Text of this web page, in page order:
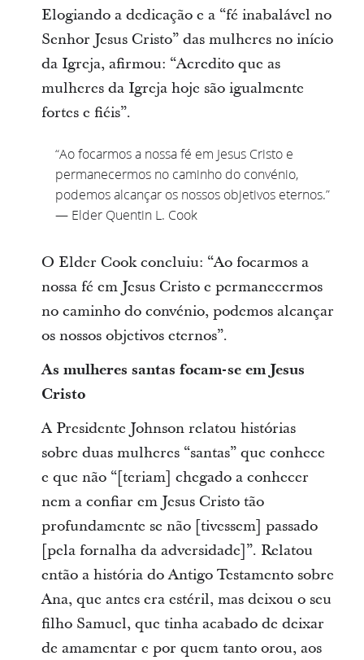
Elogiando a dedicação e a “fé inabalável no
Senhor Jesus Cristo” das mulheres no início
da Igreja, afirmou: “Acredito que as
mulheres da Igreja hoje são igualmente
fortes e fiéis”.
“Ao focarmos a nossa fé em Jesus Cristo e
permanecermos no caminho do convénio,
podemos alcançar os nossos objetivos eternos.”
— Elder Quentin L. Cook
O Elder Cook concluiu: “Ao focarmos a
nossa fé em Jesus Cristo e permanecermos
no caminho do convénio, podemos alcançar
os nossos objetivos eternos”.
As mulheres santas focam-se em Jesus
Cristo
A Presidente Johnson relatou histórias
sobre duas mulheres “santas” que conhece
e que não “[teriam] chegado a conhecer
nem a confiar em Jesus Cristo tão
profundamente se não [tivessem] passado
[pela fornalha da adversidade]”. Relatou
então a história do Antigo Testamento sobre
Ana, que antes era estéril, mas deixou o seu
filho Samuel, que tinha acabado de deixar
de amamentar e por quem tanto orou, aos